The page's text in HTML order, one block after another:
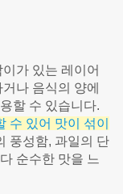
가 있는 레이어
나 음식의 양에
할 수 있습니다.
수 있어 맛이 섞이
풍성함, 과일의 단
순수한 맛을 느